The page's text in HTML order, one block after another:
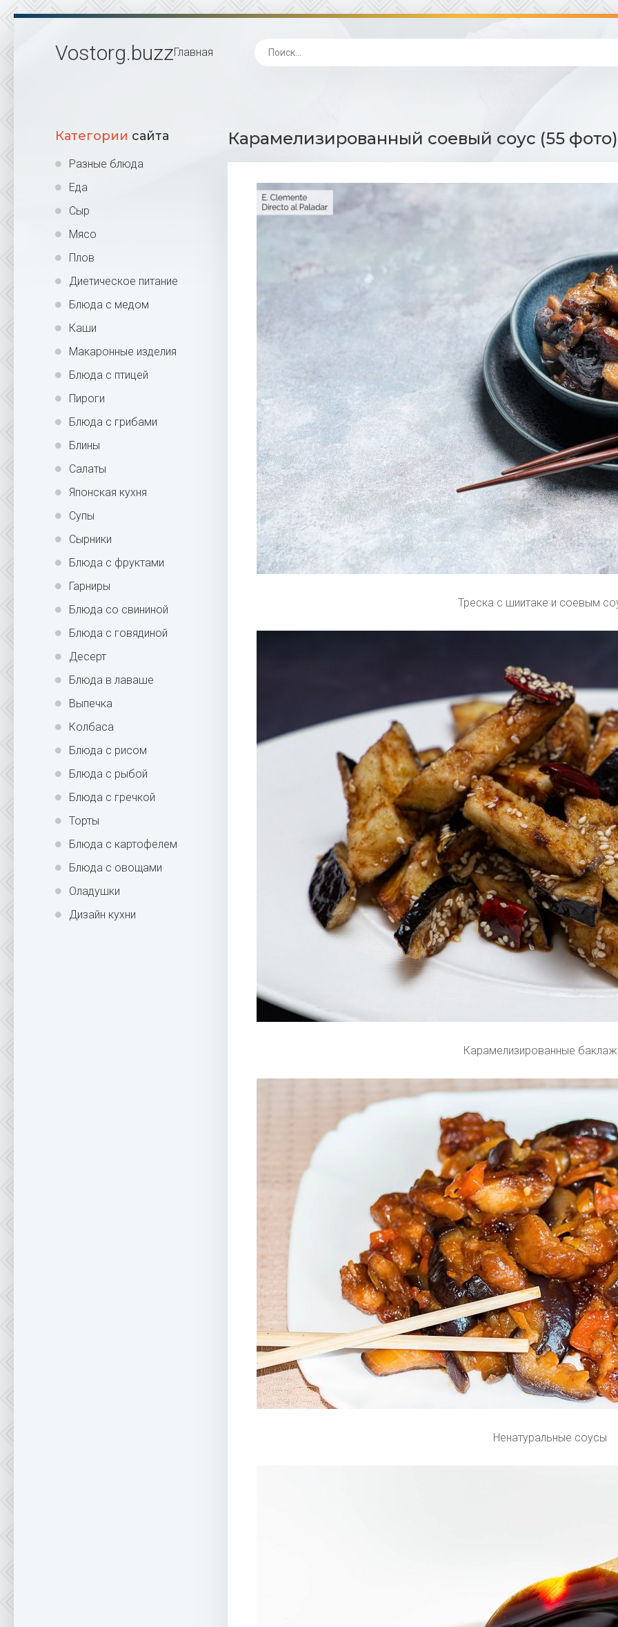
Vostorg.buzzГлавная
Категории сайта
Разные блюда
Еда
Сыр
Мясо
Плов
Диетическое питание
Блюда с медом
Каши
Макаронные изделия
Блюда с птицей
Пироги
Блюда с грибами
Блины
Салаты
Японская кухня
Супы
Сырники
Блюда с фруктами
Гарниры
Блюда со свининой
Блюда с говядиной
Десерт
Блюда в лаваше
Выпечка
Колбаса
Блюда с рисом
Блюда с рыбой
Блюда с гречкой
Торты
Блюда с картофелем
Блюда с овощами
Оладушки
Дизайн кухни
Карамелизированный соевый соус (55 фото)
Треска с шиитаке и соевым
Карамелизированные
Ненатуральные соусы